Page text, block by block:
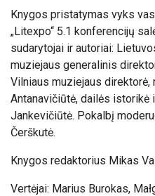
Knygos pristatymas vyks
„Litexpo“ 5.1 konferencijų
sudarytojai ir autoriai:
muziejaus generalinis
Vilniaus muziejaus direktorė,
Antanavičiūtė, dailės istorikė
Jankevičiūtė. Pokalbį
Čerškutė.
Knygos redaktorius Mikas
Vertėjai: Marius Burokas,